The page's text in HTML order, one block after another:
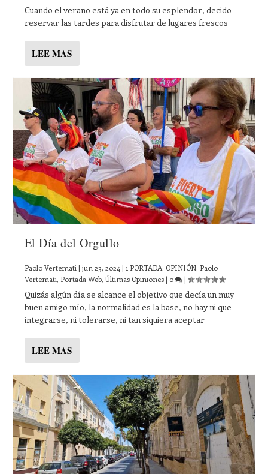
Cuando el verano está ya en todo su esplendor, decido
reservar las tardes para disfrutar de lugares frescos
LEE MAS
El Día del Orgullo
Paolo Vertemati| jun 23, 2024| 1 PORTADA, OPINIÓN, Paolo
Vertemati, Portada Web, Últimas Opiniones| 0 |
Quizás algún día se alcance el objetivo que decía un muy
buen amigo mío, la normalidad es la base, no hay ni que
integrarse, ni tolerarse, ni tan siquiera aceptar
LEE MAS